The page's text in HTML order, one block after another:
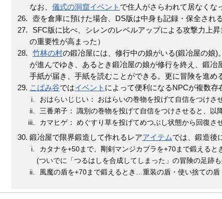
なお、 儀式の洞窟イベント で住人がさらわれて居なくな
壺を倉庫に預けた場合、DS版は中身も記録・保全され
SFC版に比べ、シレンのレベルアップによる攻撃力上
の重要性が高まった）
竹林の村の鍛冶屋には、修行中の娘がいる(鍛冶屋の娘)
が進んでゆき、あるとき鍛冶屋の娘が修行を終え、鍛冶
手紙が届き、手紙を読むことができる。更に冒険を進め
こばみ谷ではイベント によって便利になるNPCが複数存
おはらいじじい： おはらいの巻物を投げて自信をつけさ
三番弟子： 識別の巻物を投げて自信をつけさせると、以
カマヒゲ： めぐすり草を投げてめつぶし状態から回復さ
鍛冶屋で限界鍛造して作れるレアアイテムでは、鍛造後
カタナを+50まで、剛剣マンジカブラを+70まで鍛える
(ついでに「つるはしを合成してしまった」の冒険の足跡
風魔の盾を+70まで鍛えるとき…重装の盾・使い捨ての盾